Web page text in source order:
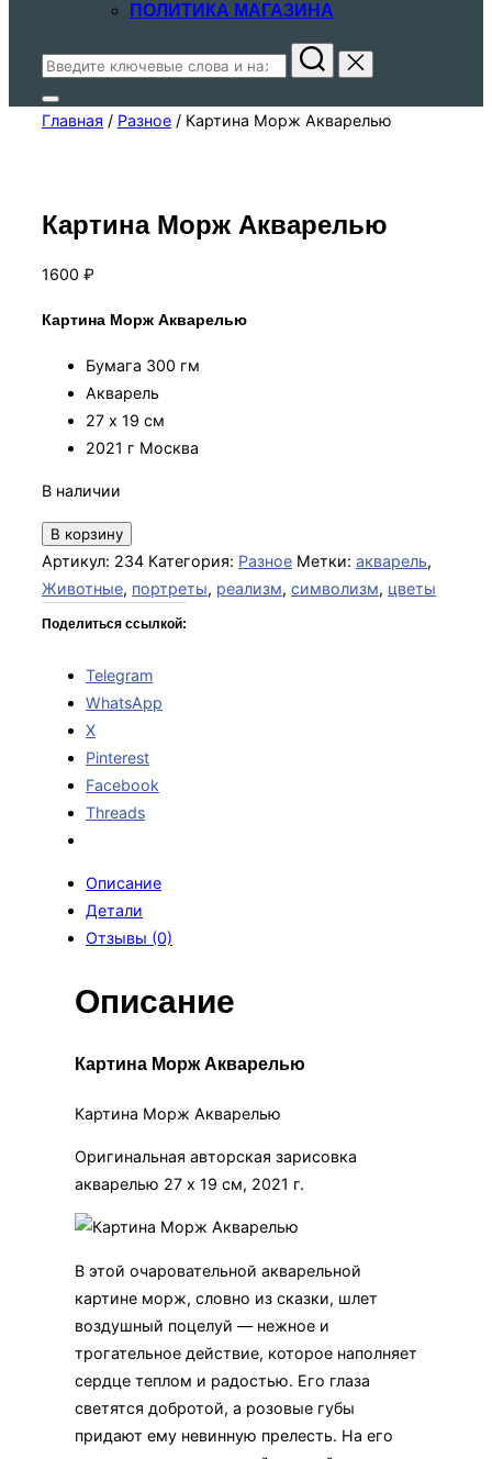
ПОЛИТИКА МАГАЗИНА
Поиск
по:
Переключить
боковую
Главная / Разное / Картина Морж Акварелью
Картина Морж Акварелью
1600 ₽
Картина Морж Акварелью
Бумага 300 гм
Акварель
27 х 19 см
2021 г Москва
В наличии
Количество
товара
Картина
Морж
В корзину
Артикул: 234 Категория: Разное Метки: акварель,
Животные, портреты, реализм, символизм, цветы
Поделиться ссылкой:
Telegram
WhatsApp
X
Pinterest
Facebook
Threads
Описание
Детали
Отзывы (0)
Описание
Картина Морж Акварелью
Картина Морж Акварелью
Оригинальная авторская зарисовка
акварелью 27 х 19 см, 2021 г.
В этой очаровательной акварельной
картине морж, словно из сказки, шлет
воздушный поцелуй — нежное и
трогательное действие, которое наполняет
сердце теплом и радостью. Его глаза
светятся добротой, а розовые губы
придают ему невинную прелесть. На его